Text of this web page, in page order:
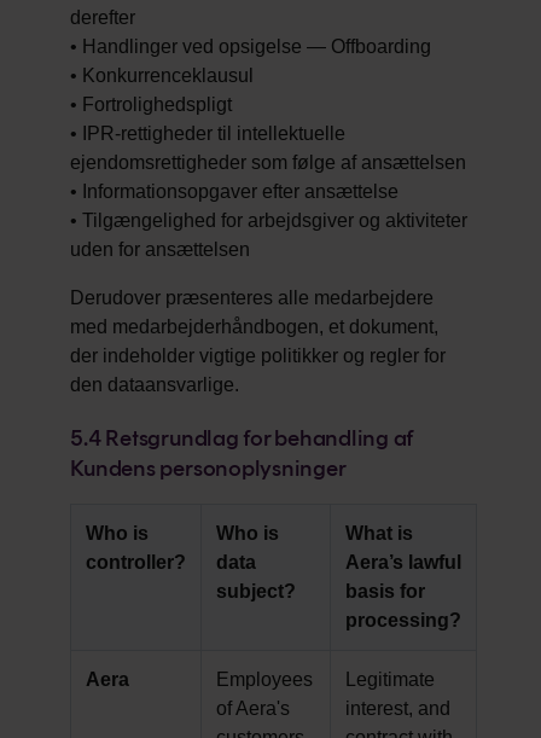
derefter
• Handlinger ved opsigelse — Offboarding
• Konkurrenceklausul
• Fortrolighedspligt
• IPR-rettigheder til intellektuelle
ejendomsrettigheder som følge af ansættelsen
• Informationsopgaver efter ansættelse
• Tilgængelighed for arbejdsgiver og aktiviteter
uden for ansættelsen
Derudover præsenteres alle medarbejdere
med medarbejderhåndbogen, et dokument,
der indeholder vigtige politikker og regler for
den dataansvarlige.
5.4Retsgrundlag for behandling af
Kundens personoplysninger
Who is
controller?
Who is
data
subject?
What is
Aera’s lawful
basis for
processing?
Aera
Employees
of Aera's
Legitimate
interest, and